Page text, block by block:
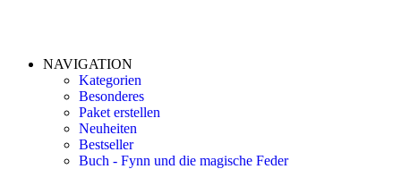
NAVIGATION
Kategorien
Besonderes
Paket erstellen
Neuheiten
Bestseller
Buch - Fynn und die magische Feder